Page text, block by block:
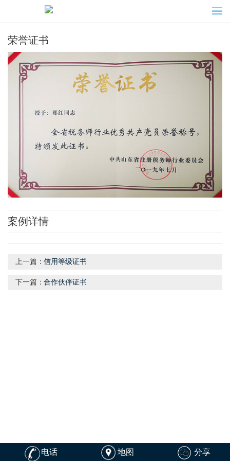
荣誉证书
案例详情
上一篇：信用等级证书
下一篇：合作伙伴证书
电话 地图 分享